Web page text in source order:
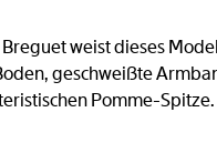
weist dieses
geschweißte
Pomme-Spitze.